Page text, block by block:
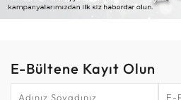
E-Bültene Kayıt Olun